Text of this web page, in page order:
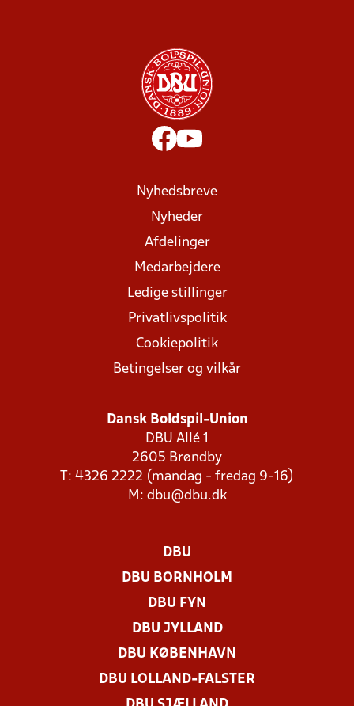
Nyhedsbreve
Nyheder
Afdelinger
Medarbejdere
Ledige stillinger
Privatlivspolitik
Cookiepolitik
Betingelser og vilkår
Dansk Boldspil-Union
DBU Allé 1
2605 Brøndby
T: 4326 2222 (mandag - fredag 9-16)
M: dbu@dbu.dk
DBU
DBU BORNHOLM
DBU FYN
DBU JYLLAND
DBU KØBENHAVN
DBU LOLLAND-FALSTER